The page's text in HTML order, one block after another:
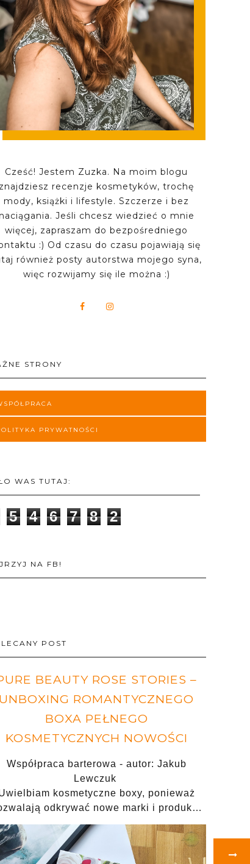
Cześć! Jestem Zuzka. Na moim blogu
znajdziesz recenzje kosmetyków, trochę
mody, książki i lifestyle. Szczerze i bez
naciągania. Jeśli chcesz wiedzieć o mnie
więcej, zapraszam do bezpośredniego
:) Od czasu do czasu pojawiają się
również posty autorstwa mojego syna,
więc rozwijamy się ile można :)
STRONY
PRYWATNOŚCI
WAS TUTAJ:
5 4 6 7 8 2
NA FB!
POST
BEAUTY ROSE STORIES –
UNBOXING ROMANTYCZNEGO
BOXA PEŁNEGO
KOSMETYCZNYCH NOWOŚCI
Współpraca barterowa - autor: Jakub
Lewczuk
kosmetyczne boxy, ponieważ
odkrywać nowe marki i produk…